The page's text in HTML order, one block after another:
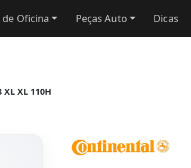
de Oficina Peças Auto Dicas
XL 110H